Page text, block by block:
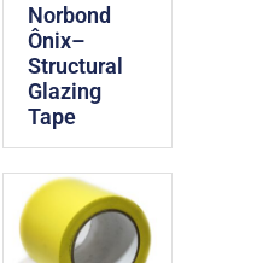
Norbond
Ônix–
Structural
Glazing
Tape